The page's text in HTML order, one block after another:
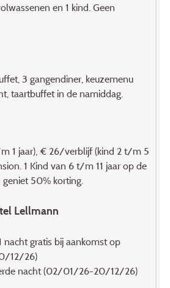
en 1 kind. Geen
3 gangendiner, keuzemenu
taartbuffet in de namiddag.
1 jaar), € 26/verblijf (kind 2 t/m 5
1 Kind van 6 t/m 11 jaar op de
50% korting.
Lellmann
nacht gratis bij aankomst op
12/26)
nacht (02/01/26-20/12/26)